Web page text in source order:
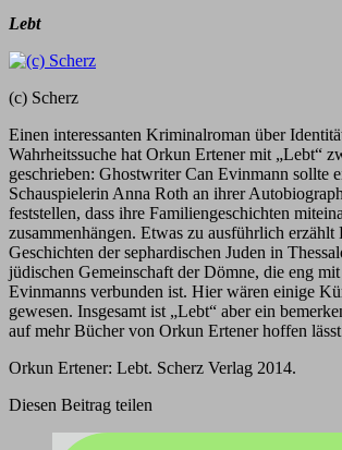
Lebt
(c) Scherz
Einen interessanten Kriminalroman über
Wahrheitssuche hat Orkun Ertener mit „Lebt“
geschrieben: Ghostwriter Can Evinmann sollte
Schauspielerin Anna Roth an ihrer
feststellen, dass ihre Familiengeschichten
zusammenhängen. Etwas zu ausführlich erzählt
Geschichten der sephardischen Juden in
jüdischen Gemeinschaft der Dömne, die eng
Evinmanns verbunden ist. Hier wären einige
gewesen. Insgesamt ist „Lebt“ aber ein
auf mehr Bücher von Orkun Ertener hoffen
Orkun Ertener: Lebt. Scherz Verlag 2014.
Diesen Beitrag teilen